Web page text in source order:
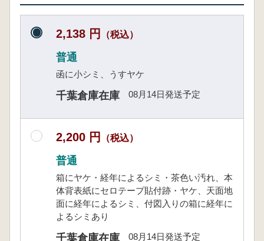
2,138 円 （税込）
普通
函に小シミ、うすヤケ
千葉倉庫在庫 08月14日発送予定
2,200 円 （税込）
普通
箱にヤケ・経年によるシミ・茶色い汚れ、本
体背表紙にセロテープ貼付跡・ヤケ、天面地
面に経年によるシミ、付図入りの箱に経年に
よるシミあり
千葉倉庫在庫 08月14日発送予定